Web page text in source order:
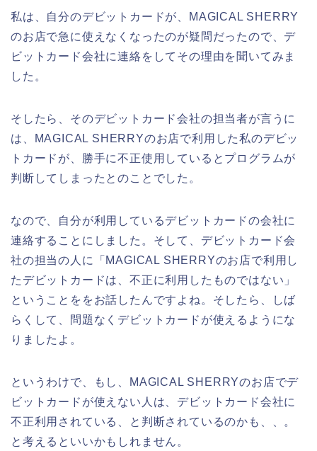
私は、自分のデビットカードが、MAGICAL SHERRY
のお店で急に使えなくなったのが疑問だったので、デ
ビットカード会社に連絡をしてその理由を聞いてみま
した。
そしたら、そのデビットカード会社の担当者が言うに
は、MAGICAL SHERRYのお店で利用した私のデビッ
トカードが、勝手に不正使用しているとプログラムが
判断してしまったとのことでした。
なので、自分が利用しているデビットカードの会社に
連絡することにしました。そして、デビットカード会
社の担当の人に「MAGICAL SHERRYのお店で利用し
たデビットカードは、不正に利用したものではない」
ということををお話したんですよね。そしたら、しば
らくして、問題なくデビットカードが使えるようにな
りましたよ。
というわけで、もし、MAGICAL SHERRYのお店でデ
ビットカードが使えない人は、デビットカード会社に
不正利用されている、と判断されているのかも、、。
と考えるといいかもしれません。